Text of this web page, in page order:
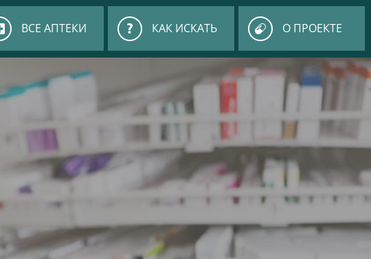
ВСЕ АПТЕКИ КАК ИСКАТЬ О ПРОЕКТЕ